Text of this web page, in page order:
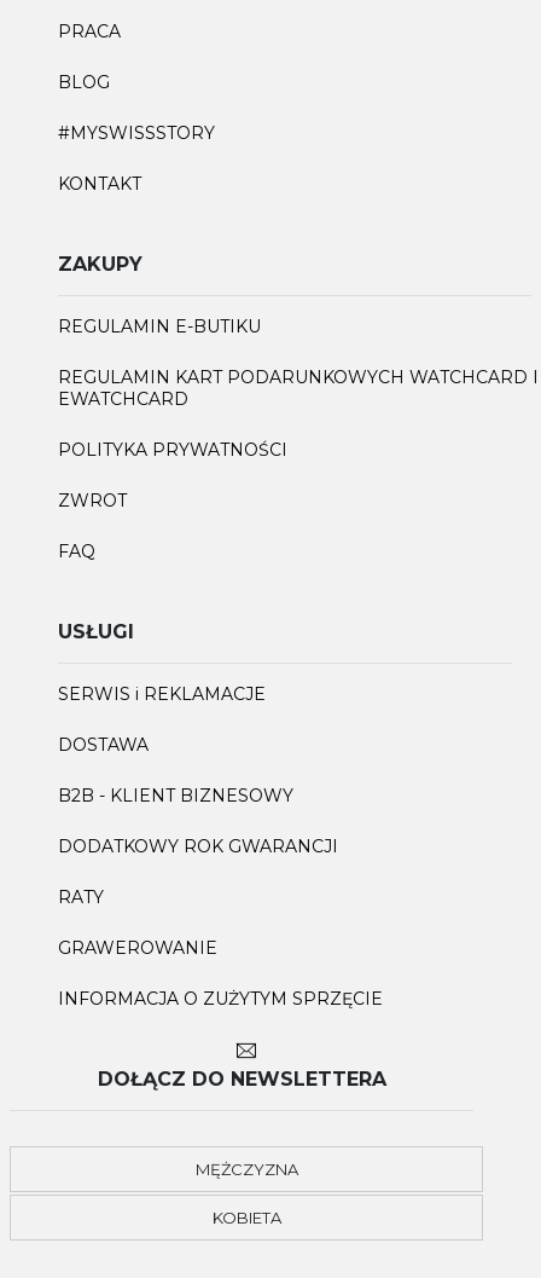
PRACA
BLOG
#MYSWISSSTORY
KONTAKT
ZAKUPY
REGULAMIN E-BUTIKU
REGULAMIN KART PODARUNKOWYCH WATCHCARD I
EWATCHCARD
POLITYKA PRYWATNOŚCI
ZWROT
FAQ
USŁUGI
SERWIS i REKLAMACJE
DOSTAWA
B2B - KLIENT BIZNESOWY
DODATKOWY ROK GWARANCJI
RATY
GRAWEROWANIE
INFORMACJA O ZUŻYTYM SPRZĘCIE
DOŁĄCZ DO NEWSLETTERA
MĘŻCZYZNA
KOBIETA